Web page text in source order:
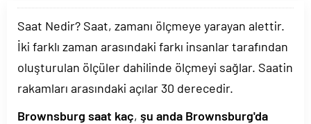
Saat Nedir? Saat, zamanı ölçmeye yarayan alettir.
İki farklı zaman arasındaki farkı insanlar tarafından
oluşturulan ölçüler dahilinde ölçmeyi sağlar. Saatin
rakamları arasındaki açılar 30 derecedir.
Brownsburg saat kaç, şu anda Brownsburg'da